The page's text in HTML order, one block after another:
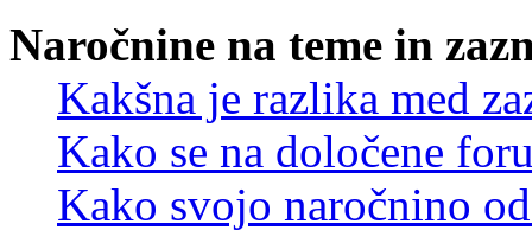
Naročnine na teme in
Kakšna je razlika med
Kako se na določene
Kako svojo naročnino